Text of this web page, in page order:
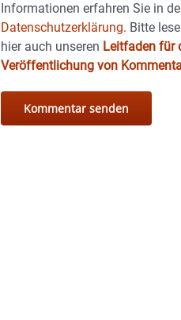
Informationen erfahren Sie in
Datenschutzerklärung. Bitte
hier auch unseren Leitfaden für
Veröffentlichung von